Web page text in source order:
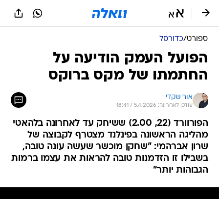
ספורט/כדורסל
הפועל העמק הודיעה על
החתמתו של מקס ברוקס
אור שקדי
עודכן לאחרונה: 5.4.2026 / 18:41
הפורוורד (22, 2.00) ששיחק עד לאחרונה בלהאטי
מהליגה הראשונה בפינלנד מצטרף לקבוצה של
שרון אברהמי: "שחקן מוכשר שעשה עונה טובה,
בשבילו זו הזדמנות טובה להראות את עצמו ברמות
הגבוהות יותר"